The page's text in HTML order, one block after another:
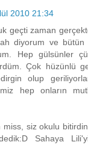
2010 21:34
geçti zaman
diyorum ve bütün
Hep gülsünler
Çok hüzünlü
olup
hep onların
miss, siz okulu
dedik:D Sahaya